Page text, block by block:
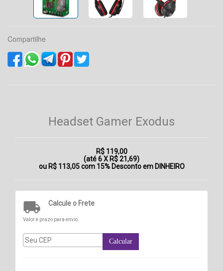
Compartilhe
Headset Gamer Exodus
R$ 119,00
(até6 X R$ 21,69)
ou R$ 113,05 com 15% Desconto em DINHEIRO
 Calcule o Frete
Valor e prazo para envio
Calcular